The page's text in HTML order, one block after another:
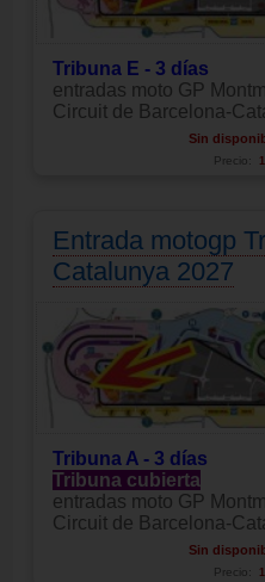
Tribuna E - 3 días
entradas moto GP
Circuit de Barcelona-
Sin
Precio:
Entrada motogp
Catalunya 2027
Tribuna A - 3 días
Tribuna cubierta
entradas moto GP
Circuit de Barcelona-
Sin
Precio: